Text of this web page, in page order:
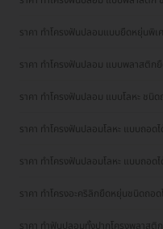
ราคา ทำโครงฟันปลอมแบบยืดหยุ่นพิ
ราคา ทำโครงฟันปลอม แบบพลาสติก
ราคา ทำโครงฟันปลอม แบบโลหะ ชนิ
ราคา ทำโครงฟันปลอมโลหะ แบบถอ
ราคา ทำโครงฟันปลอมโลหะ แบบถอ
ราคา ทำโครงอะคริลิกยืดหยุ่นชนิดถอ
ราคา ทำฟันปลอมทั้งปากโครงพลาสติ